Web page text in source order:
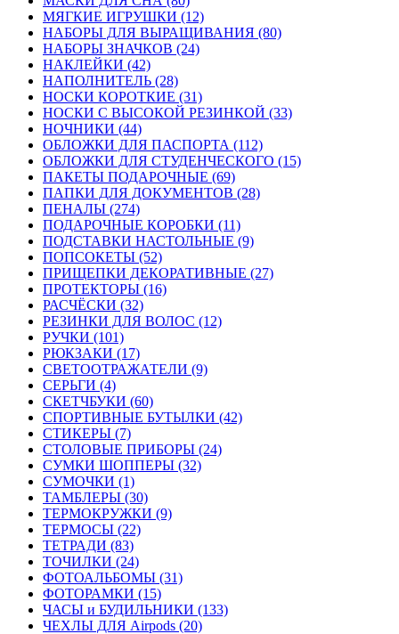
МЯГКИЕ ИГРУШКИ (12)
НАБОРЫ ДЛЯ ВЫРАЩИВАНИЯ (80)
НАБОРЫ ЗНАЧКОВ (24)
НАКЛЕЙКИ (42)
НАПОЛНИТЕЛЬ (28)
НОСКИ КОРОТКИЕ (31)
НОСКИ С ВЫСОКОЙ РЕЗИНКОЙ (33)
НОЧНИКИ (44)
ОБЛОЖКИ ДЛЯ ПАСПОРТА (112)
ОБЛОЖКИ ДЛЯ СТУДЕНЧЕСКОГО (15)
ПАКЕТЫ ПОДАРОЧНЫЕ (69)
ПАПКИ ДЛЯ ДОКУМЕНТОВ (28)
ПЕНАЛЫ (274)
ПОДАРОЧНЫЕ КОРОБКИ (11)
ПОДСТАВКИ НАСТОЛЬНЫЕ (9)
ПОПСОКЕТЫ (52)
ПРИЩЕПКИ ДЕКОРАТИВНЫЕ (27)
ПРОТЕКТОРЫ (16)
РАСЧЁСКИ (32)
РЕЗИНКИ ДЛЯ ВОЛОС (12)
РУЧКИ (101)
РЮКЗАКИ (17)
СВЕТООТРАЖАТЕЛИ (9)
СЕРЬГИ (4)
СКЕТЧБУКИ (60)
СПОРТИВНЫЕ БУТЫЛКИ (42)
СТИКЕРЫ (7)
СТОЛОВЫЕ ПРИБОРЫ (24)
СУМКИ ШОППЕРЫ (32)
СУМОЧКИ (1)
ТАМБЛЕРЫ (30)
ТЕРМОКРУЖКИ (9)
ТЕРМОСЫ (22)
ТЕТРАДИ (83)
ТОЧИЛКИ (24)
ФОТОАЛЬБОМЫ (31)
ФОТОРАМКИ (15)
ЧАСЫ и БУДИЛЬНИКИ (133)
ЧЕХЛЫ ДЛЯ Airpods (20)